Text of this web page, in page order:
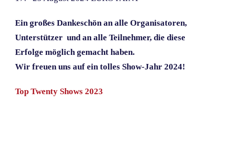
Ein großes Dankeschön an alle Organisatoren,
Unterstützer und an alle Teilnehmer, die diese
Erfolge möglich gemacht haben.
Wir freuen uns auf ein tolles Show-Jahr 2024!
Top Twenty Shows 2023